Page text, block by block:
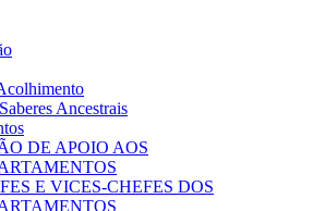
Ancestrais
DE APOIO AOS
E VICES-CHEFES DOS